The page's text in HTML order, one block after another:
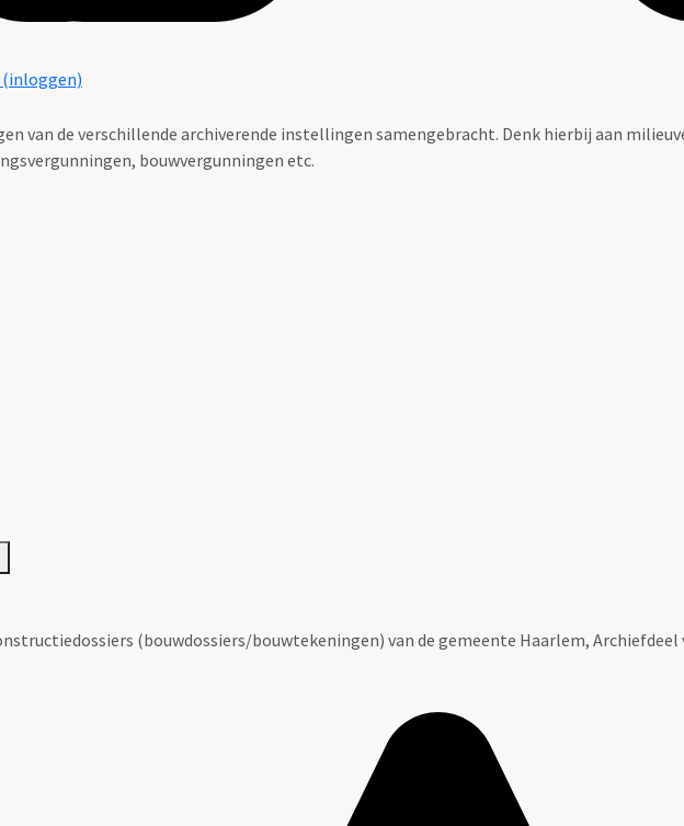
(inloggen)
van de verschillende archiverende instellingen samengebracht. Denk hierbij aan
bouwvergunningen etc.
(bouwdossiers/bouwtekeningen) van de gemeente Haarlem, Archiefdeel